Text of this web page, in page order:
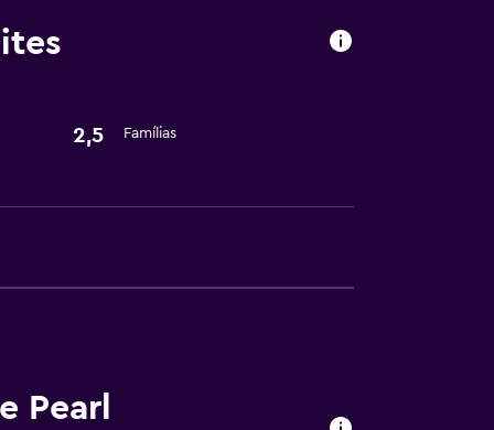
2,5 Famílias
Pearl